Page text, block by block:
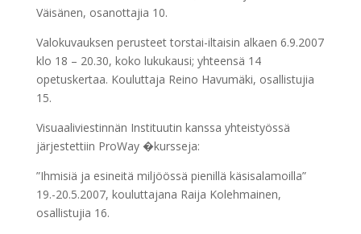
Väisänen, osanottajia 10.
Valokuvauksen perusteet torstai-iltaisin alkaen 6.9.2007
klo 18 – 20.30, koko lukukausi; yhteensä 14
opetuskertaa. Kouluttaja Reino Havumäki, osallistujia
15.
Visuaaliviestinnän Instituutin kanssa yhteistyössä
järjestettiin ProWay �kursseja:
”Ihmisiä ja esineitä miljöössä pienillä käsisalamoilla”
19.-20.5.2007, kouluttajana Raija Kolehmainen,
osallistujia 16.